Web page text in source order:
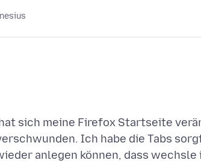
sich meine Firefox Startseite
Ich habe die Tabs
anlegen können, dass wechsle